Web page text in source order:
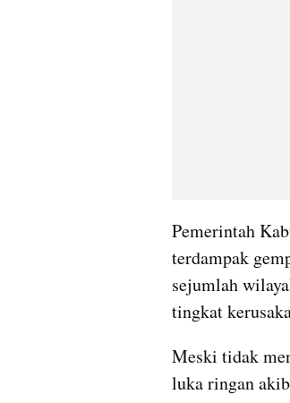
Pemerintah
terdampak
sejumlah
tingkat
Meski tidak
luka ringan